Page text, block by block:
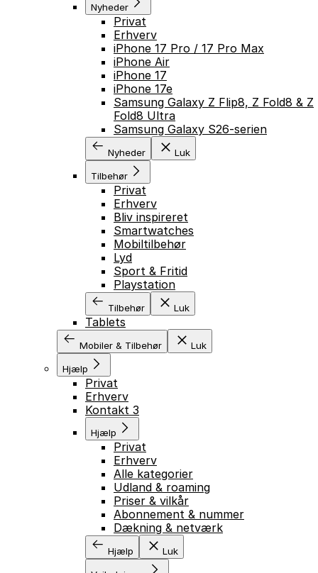
Nyheder
Privat
Erhverv
iPhone 17 Pro / 17 Pro Max
iPhone Air
iPhone 17
iPhone 17e
Samsung Galaxy Z Flip8, Z Fold8 & Z
Fold8 Ultra
Samsung Galaxy S26-serien
Nyheder Luk
Tilbehør
Privat
Erhverv
Bliv inspireret
Smartwatches
Mobiltilbehør
Lyd
Sport & Fritid
Playstation
Tilbehør Luk
Tablets
Mobiler & Tilbehør Luk
Hjælp
Privat
Erhverv
Kontakt 3
Hjælp
Privat
Erhverv
Alle kategorier
Udland & roaming
Priser & vilkår
Abonnement & nummer
Dækning & netværk
Hjælp Luk